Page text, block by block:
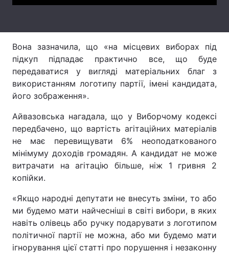
Тема оформлення
Вона зазначила, що «на місцевих виборах під
підкуп підпадає практично все, що буде
передаватися у вигляді матеріальних благ з
використанням логотипу партії, імені кандидата,
його зображення».
Айвазовська нагадала, що у Виборчому кодексі
передбачено, що вартість агітаційних матеріалів
не має перевищувати 6% неоподаткованого
мінімуму доходів громадян. А кандидат не може
витрачати на агітацію більше, ніж 1 гривня 2
копійки.
«Якщо народні депутати не внесуть зміни, то або
ми будемо мати найчесніші в світі вибори, в яких
навіть олівець або ручку подарувати з логотипом
політичної партії не можна, або ми будемо мати
ігнорування цієї статті про порушення і незаконну